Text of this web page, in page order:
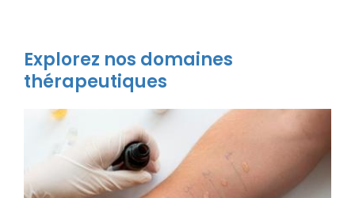
Explorez nos domaines
thérapeutiques